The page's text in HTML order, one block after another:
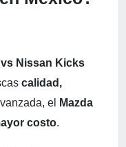
vs Nissan Kicks
calidad,
el
Mazda
costo.